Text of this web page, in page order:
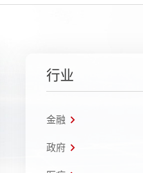
行业
金融
政府